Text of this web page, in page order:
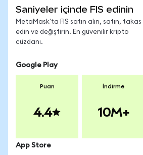
Saniyeler içinde FIS edinin
MetaMask'ta FIS satın alın, satın, takas
edin ve değiştirin. En güvenilir kripto
cüzdanı.
Google Play
Puan
4.4
İndirme
10M+
App Store